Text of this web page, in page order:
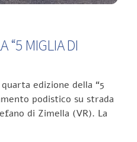
“5 MIGLIA DI
edizione della “5
podistico su strada
di Zimella (VR). La